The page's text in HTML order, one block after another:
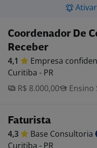
Coordenador De
Receber
4,1 Empresa
Curitiba - PR
R$ 8.000,00
Ensino
Faturista
4,3 Base Consultoria
Curitiba - PR